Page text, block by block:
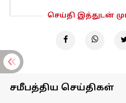
செய்தி இத்துடன்
சமீபத்திய செய்திகள்